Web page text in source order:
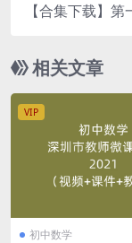
【合集下载】
相关文章
VIP
初中数学